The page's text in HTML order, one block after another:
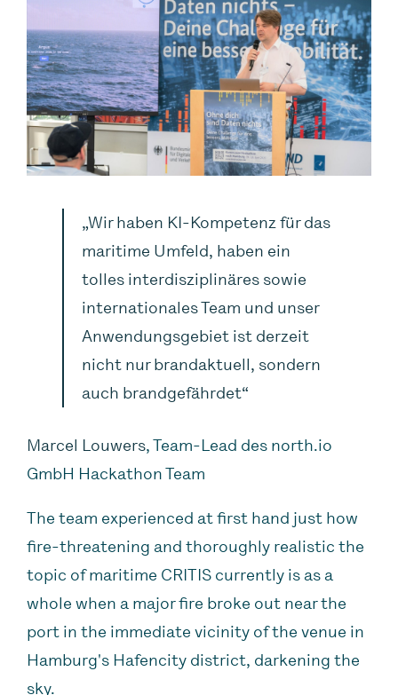
„Wir haben KI-Kompetenz für das
maritime Umfeld, haben ein
tolles interdisziplinäres sowie
internationales Team und unser
Anwendungsgebiet ist derzeit
nicht nur brandaktuell, sondern
auch brandgefährdet“
Marcel Louwers, Team-Lead des north.io
GmbH Hackathon Team
The team experienced at first hand just how
fire-threatening and thoroughly realistic the
topic of maritime CRITIS currently is as a
whole when a major fire broke out near the
port in the immediate vicinity of the venue in
Hamburg's Hafencity district, darkening the
sky.